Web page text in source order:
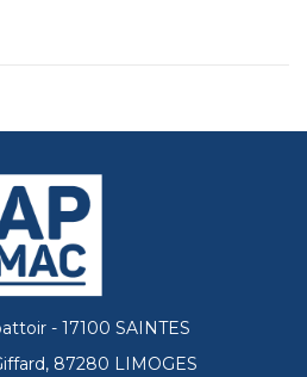
- 17100 SAINTES
87280 LIMOGES